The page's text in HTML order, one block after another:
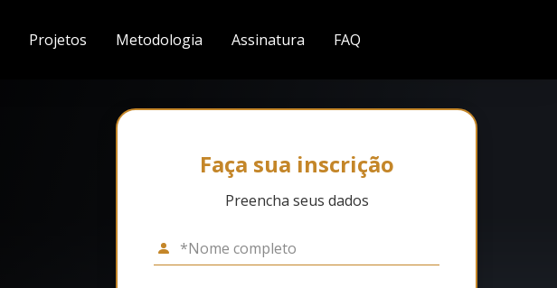
Projetos Metodologia Assinatura FAQ
Faça sua inscrição
Preencha seus dados